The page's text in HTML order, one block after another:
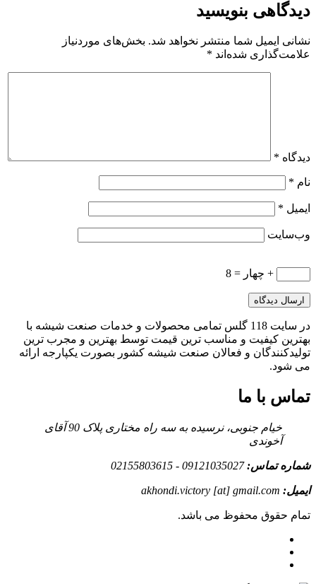
دیدگاهی بنویسید
نشانی ایمیل شما منتشر نخواهد شد. بخش‌های موردنیاز
علامت‌گذاری شده‌اند *
دیدگاه *
نام *
ایمیل *
وب‌سایت
+ چهار = 8
در سایت 118 گلس تمامی محصولات و خدمات صنعت شیشه با
بهترین کیفیت و مناسب ترین قیمت توسط بهترین و مجرب ترین
تولیدکنندگان و فعالان صنعت شیشه کشور بصورت یکپارجه ارائه
می شود.
تماس با ما
خیام جنوبی، نرسیده به سه راه مختاری پلاک 90 آقای
آخوندی
شماره تماس:09121035027 - 02155803615
ایمیل: akhondi.victory [at] gmail.com
تمام حقوق محفوظ می باشد.